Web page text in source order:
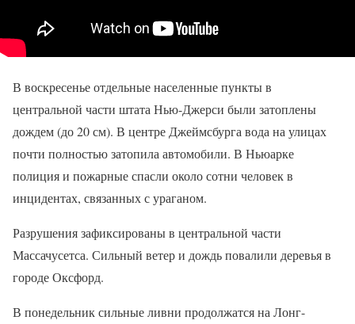
В воскресенье отдельные населенные пункты в
центральной части штата Нью-Джерси были затоплены
дождем (до 20 см). В центре Джеймсбурга вода на улицах
почти полностью затопила автомобили. В Ньюарке
полиция и пожарные спасли около сотни человек в
инцидентах, связанных с ураганом.
Разрушения зафиксированы в центральной части
Массачусетса. Сильный ветер и дождь повалили деревья в
городе Оксфорд.
В понедельник сильные ливни продолжатся на Лонг-